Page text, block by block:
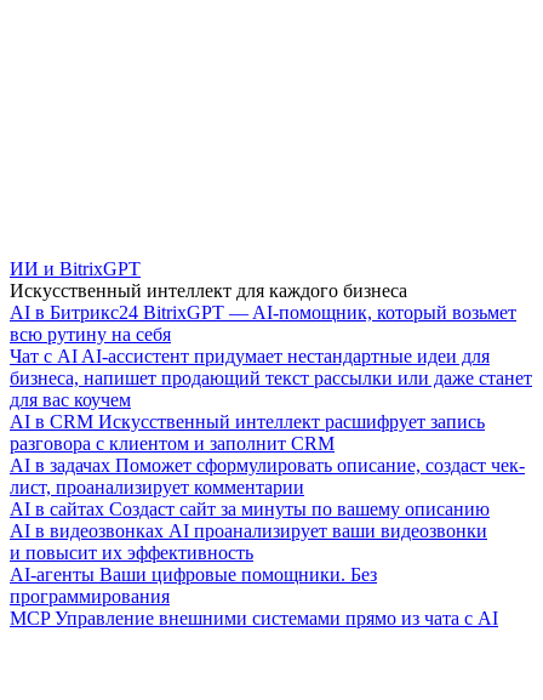
ИИ и BitrixGPT
Искусственный интеллект для каждого бизнеса
AI в Битрикс24 BitrixGPT — AI-помощник, который возьмет
всю рутину на себя
Чат с AI AI-ассистент придумает нестандартные идеи для
бизнеса, напишет продающий текст рассылки или даже станет
для вас коучем
AI в CRM Искусственный интеллект расшифрует запись
разговора с клиентом и заполнит CRM
AI в задачах Поможет сформулировать описание, создаст чек-
лист, проанализирует комментарии
AI в сайтах Создаст сайт за минуты по вашему описанию
AI в видеозвонках AI проанализирует ваши видеозвонки
и повысит их эффективность
AI-агенты Ваши цифровые помощники. Без
программирования
MCP Управление внешними системами прямо из чата с AI